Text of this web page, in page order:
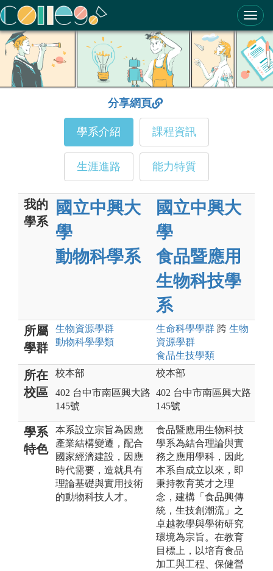
ColleGo! 大學選才與高中育才輔助系統
分享網頁
學系介紹 課程資訊
生涯進路 能力特質
我的
學系
國立中興大
學
動物科學系
國立中興大
學
食品暨應用
生物科技學
系
所屬
學群
生物資源學群
動物科學學類
生命科學學群 跨 生物
資源學群
食品生技學類
所在
校區
校本部
402 台中市南區興大路
145號
校本部
402 台中市南區興大路
145號
學系
特色
本系設立宗旨為因應
產業結構變遷，配合
國家經濟建設，因應
時代需要，造就具有
理論基礎與實用技術
的動物科技人才。
食品暨應用生物科技
學系為結合理論與實
務之應用學科，因此
本系自成立以來，即
秉持教育英才之理
念，建構「食品興傳
統，生技創潮流」之
卓越教學與學術研究
環境為宗旨。在教育
目標上，以培育食品
加工與工程、保健營